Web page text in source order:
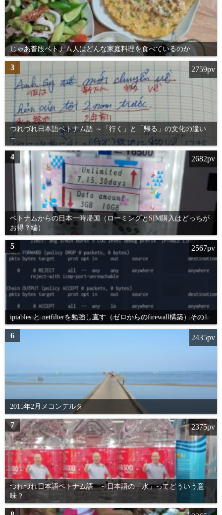
じゃあ普段ベトナム人はどんな家庭料理を食べているのか
3
つれづれ日本語ベトナム語 ～「行く」と「帰る」の文化の違い
～
2759pv
4
ベトナムからの日本一時帰国（ローミングとSIM購入はどっちが
お得？編）
2682pv
5
iptables と netfilterを勉強し直す（ゼロからのfirewall構築）その1
2567pv
6
2015年2月メコンデルタ
2435pv
7
つれづれ日本語ベトナム語 ～日本語の「水」ってどういう意
味？
2375pv